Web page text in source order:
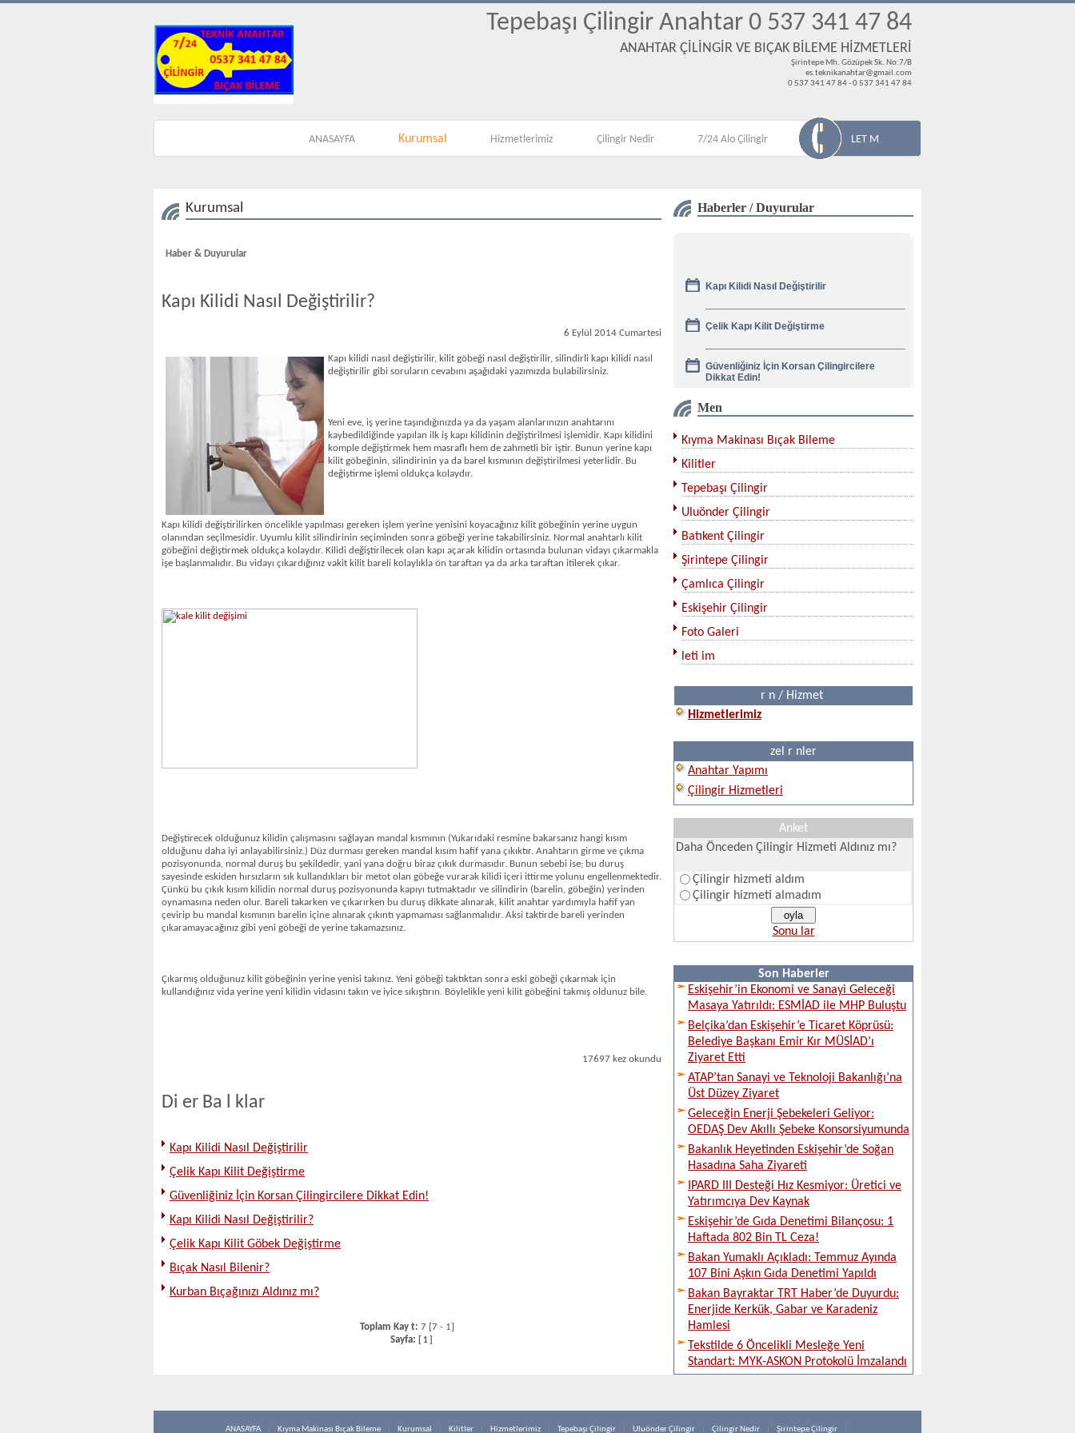
Tepebaşı Çilingir Anahtar 0 537 341 47 84
ANAHTAR ÇİLİNGİR VE BIÇAK BİLEME HİZMETLERİ
Şirintepe Mh. Gözüpek Sk. No:7/B
es.teknikanahtar@gmail.com
0 537 341 47 84 - 0 537 341 47 84
ANASAYFA Kurumsal Hizmetlerimiz Çilingir Nedir 7/24 Alo Çilingir LET M
Kurumsal
Haber & Duyurular
Kapı Kilidi Nasıl Değiştirilir?
6 Eylül 2014 Cumartesi
Kapı kilidi nasıl değiştirilir, kilit göbeği nasıl değiştirilir, silindirli kapı kilidi nasıl
değiştirilir gibi soruların cevabını aşağıdaki yazımızda bulabilirsiniz.
Yeni eve, iş yerine taşındığınızda ya da yaşam alanlarınızın anahtarını
kaybedildiğinde yapılan ilk iş kapı kilidinin değiştirilmesi işlemidir. Kapı kilidini
komple değiştirmek hem masraflı hem de zahmetli bir iştir. Bunun yerine kapı
kilit göbeğinin, silindirinin ya da barel kısmının değiştirilmesi yeterlidir. Bu
değiştirme işlemi oldukça kolaydır.
Kapı kilidi değiştirilirken öncelikle yapılması gereken işlem yerine yenisini koyacağınız kilit göbeğinin yerine uygun
olanından seçilmesidir. Uyumlu kilit silindirinin seçiminden sonra göbeği yerine takabilirsiniz. Normal anahtarlı kilit
göbeğini değiştirmek oldukça kolaydır. Kilidi değiştirilecek olan kapı açarak kilidin ortasında bulunan vidayı çıkarmakla
işe başlanmalıdır. Bu vidayı çıkardığınız vakit kilit bareli kolaylıkla ön taraftan ya da arka taraftan itilerek çıkar.
Değiştirecek olduğunuz kilidin çalışmasını sağlayan mandal kısmının (Yukarıdaki resmine bakarsanız hangi kısım
olduğunu daha iyi anlayabilirsiniz.) Düz durması gereken mandal kısım hafif yana çıkıktır. Anahtarın girme ve çıkma
pozisyonunda, normal duruş bu şekildedir, yani yana doğru biraz çıkık durmasıdır. Bunun sebebi ise; bu duruş
sayesinde eskiden hırsızların sık kullandıkları bir metot olan göbeğe vurarak kilidi içeri ittirme yolunu engellenmektedir.
Çünkü bu çıkık kısım kilidin normal duruş pozisyonunda kapıyı tutmaktadır ve silindirin (barelin, göbeğin) yerinden
oynamasına neden olur. Bareli takarken ve çıkarırken bu duruş dikkate alınarak, kilit anahtar yardımıyla hafif yan
çevirip bu mandal kısmının barelin içine alınarak çıkıntı yapmaması sağlanmalıdır. Aksi taktirde bareli yerinden
çıkaramayacağınız gibi yeni göbeği de yerine takamazsınız.
Çıkarmış olduğunuz kilit göbeğinin yerine yenisi takınız. Yeni göbeği taktıktan sonra eski göbeği çıkarmak için
kullandığınız vida yerine yeni kilidin vidasını takın ve iyice sıkıştırın. Böylelikle yeni kilit göbeğini takmış oldunuz bile.
17697 kez okundu
Di er Ba l klar
Kapı Kilidi Nasıl Değiştirilir
Çelik Kapı Kilit Değiştirme
Güvenliğiniz İçin Korsan Çilingircilere Dikkat Edin!
Kapı Kilidi Nasıl Değiştirilir?
Çelik Kapı Kilit Göbek Değiştirme
Bıçak Nasıl Bilenir?
Kurban Bıçağınızı Aldınız mı?
Toplam Kay t: 7 [7 - 1]
Sayfa:
1
Haberler / Duyurular
Dikkat Edin!
Kapı Kilidi Nasıl Değiştirilir?
Çelik Kapı Kilit Göbek Değiştirme
Bıçak Nasıl Bilenir?
Men
Kıyma Makinası Bıçak Bileme
Kilitler
Tepebaşı Çilingir
Uluönder Çilingir
Batıkent Çilingir
Şirintepe Çilingir
Çamlıca Çilingir
Eskişehir Çilingir
Foto Galeri
leti im
r n / Hizmet
Hizmetlerimiz
zel r nler
Anahtar Yapımı
Çilingir Hizmetleri
Anket
Daha Önceden Çilingir Hizmeti Aldınız mı?
Çilingir hizmeti aldım
Çilingir hizmeti almadım
Sonu lar
Son Haberler
Eskişehir’in Ekonomi ve Sanayi Geleceği
Masaya Yatırıldı: ESMİAD ile MHP Buluştu
Belçika’dan Eskişehir’e Ticaret Köprüsü:
Belediye Başkanı Emir Kır MÜSİAD’ı
Ziyaret Etti
ATAP’tan Sanayi ve Teknoloji Bakanlığı’na
Üst Düzey Ziyaret
Geleceğin Enerji Şebekeleri Geliyor:
OEDAŞ Dev Akıllı Şebeke Konsorsiyumunda
Bakanlık Heyetinden Eskişehir’de Soğan
Hasadına Saha Ziyareti
IPARD III Desteği Hız Kesmiyor: Üretici ve
Yatırımcıya Dev Kaynak
Eskişehir’de Gıda Denetimi Bilançosu: 1
Haftada 802 Bin TL Ceza!
Bakan Yumaklı Açıkladı: Temmuz Ayında
107 Bini Aşkın Gıda Denetimi Yapıldı
Bakan Bayraktar TRT Haber’de Duyurdu:
Enerjide Kerkük, Gabar ve Karadeniz
Hamlesi
Tekstilde 6 Öncelikli Mesleğe Yeni
Standart: MYK-ASKON Protokolü İmzalandı
ANASAYFA Kıyma Makinası Bıçak Bileme Kurumsal Kilitler Hizmetlerimiz Tepebaşı Çilingir Uluönder Çilingir Çilingir Nedir Şirintepe Çilingir